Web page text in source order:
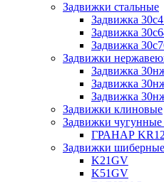
Задвижки стальные
Задвижка
Задвижка
Задвижка
Задвижки
Задвижка
Задвижка
Задвижка
Задвижки клиновые
Задвижки чугунные
ГРАНАР KR12
Задвижки шиберные
K21GV
K51GV